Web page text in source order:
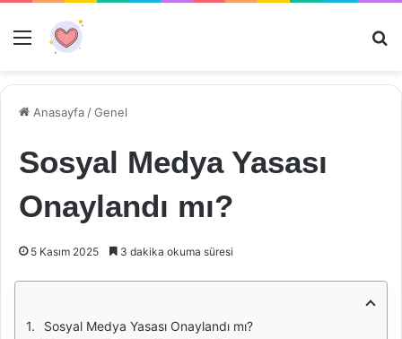
Menü
Anasayfa /Genel
Sosyal Medya Yasası
Onaylandı mı?
5 Kasım 2025 3 dakika okuma süresi
Sosyal Medya Yasası Onaylandı mı?